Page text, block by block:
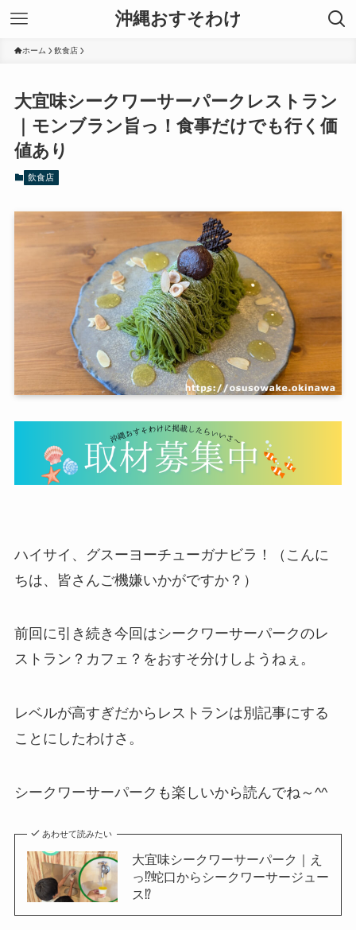
沖縄おすそわけ
ホーム 飲食店
大宜味シークワーサーパークレストラン
｜モンブラン旨っ！食事だけでも行く価
値あり
飲食店
ハイサイ、グスーヨーチューガナビラ！（こんに
ちは、皆さんご機嫌いかがですか？）
前回に引き続き今回はシークワーサーパークのレ
ストラン？カフェ？をおすそ分けしようねぇ。
レベルが高すぎだからレストランは別記事にする
ことにしたわけさ。
シークワーサーパークも楽しいから読んでね～^^
あわせて読みたい
大宜味シークワーサーパーク｜え
っ⁉蛇口からシークワーサージュー
ス⁉